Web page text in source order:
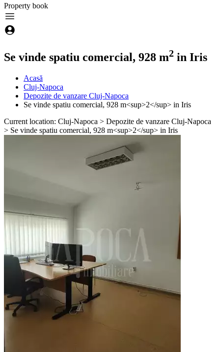
Property book
Se vinde spatiu comercial, 928 m2 in Iris
Acasă
Cluj-Napoca
Depozite de vanzare Cluj-Napoca
Se vinde spatiu comercial, 928 m<sup>2</sup> in Iris
Current location: Cluj-Napoca > Depozite de vanzare Cluj-Napoca
> Se vinde spatiu comercial, 928 m<sup>2</sup> in Iris